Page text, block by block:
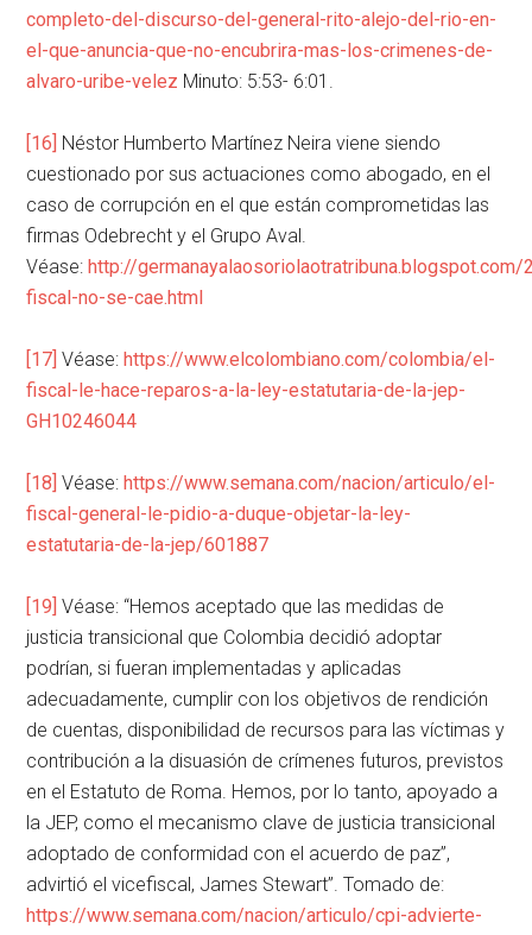
completo-del-discurso-del-general-rito-alejo-del-rio-en-
el-que-anuncia-que-no-encubrira-mas-los-crimenes-de-
alvaro-uribe-velez Minuto: 5:53- 6:01.
[16] Néstor Humberto Martínez Neira viene siendo
cuestionado por sus actuaciones como abogado, en el
caso de corrupción en el que están comprometidas las
firmas Odebrecht y el Grupo Aval.
Véase: http://
fiscal-no-se-cae.html
[17] Véase: https://www.elcolombiano.com/colombia/el-
fiscal-le-hace-reparos-a-la-ley-estatutaria-de-la-jep-
GH10246044
[18] Véase: https://www.semana.com/nacion/articulo/el-
fiscal-general-le-pidio-a-duque-objetar-la-ley-
estatutaria-de-la-jep/601887
[19] Véase: “Hemos aceptado que las medidas de
justicia transicional que Colombia decidió adoptar
podrían, si fueran implementadas y aplicadas
adecuadamente, cumplir con los objetivos de rendición
de cuentas, disponibilidad de recursos para las víctimas y
contribución a la disuasión de crímenes futuros, previstos
en el Estatuto de Roma. Hemos, por lo tanto, apoyado a
la JEP, como el mecanismo clave de justicia transicional
adoptado de conformidad con el acuerdo de paz”,
advirtió el vicefiscal, James Stewart”. Tomado de:
https://www.semana.com/nacion/articulo/cpi-advierte-